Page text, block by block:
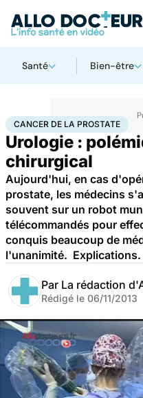
Santé Bien-être
AccueilSanté MaladiesCancer
CANCER DE LA PROSTATE
Urologie :
chirurgical
Aujourd'hui, en cas
prostate, les médecins
souvent sur un robot
télécommandés pour
conquis beaucoup de
l'unanimité. Explications.
Par La rédaction
Rédigé le 06/11/2013